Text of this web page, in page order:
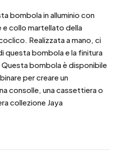
bombola in alluminio con
e collo martellato della
Realizzata a mano, ci
questa bombola e la finitura
bombola è disponibile
per creare un
consolle, una cassettiera o
collezione Jaya